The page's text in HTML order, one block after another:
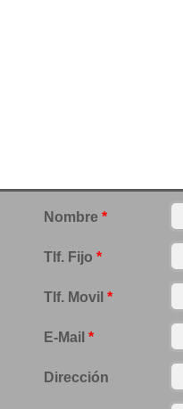
Nombre *
Tlf. Fijo *
Tlf. Movil *
E-Mail *
Dirección